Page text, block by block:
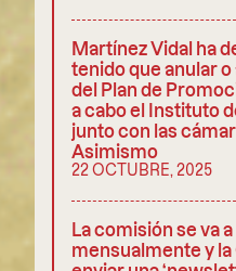
Martínez Vidal ha
tenido que anular
del Plan de
a cabo el Instituto
junto con las
Asimismo
22 OCTUBRE, 2025
La comisión se va
mensualmente y la